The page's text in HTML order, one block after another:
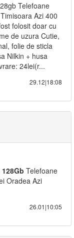
Telefoane
Azi 400
folosit doar cu
de uzura Cutie,
folie de sticla
Nilkin + husa
24lei(r...
29.12|18:08
128Gb Telefoane
Oradea Azi
26.01|10:05